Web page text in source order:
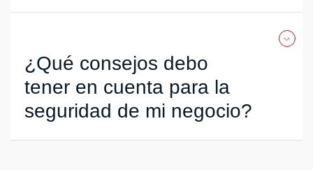
¿Qué consejos debo
tener en cuenta para la
seguridad de mi negocio?